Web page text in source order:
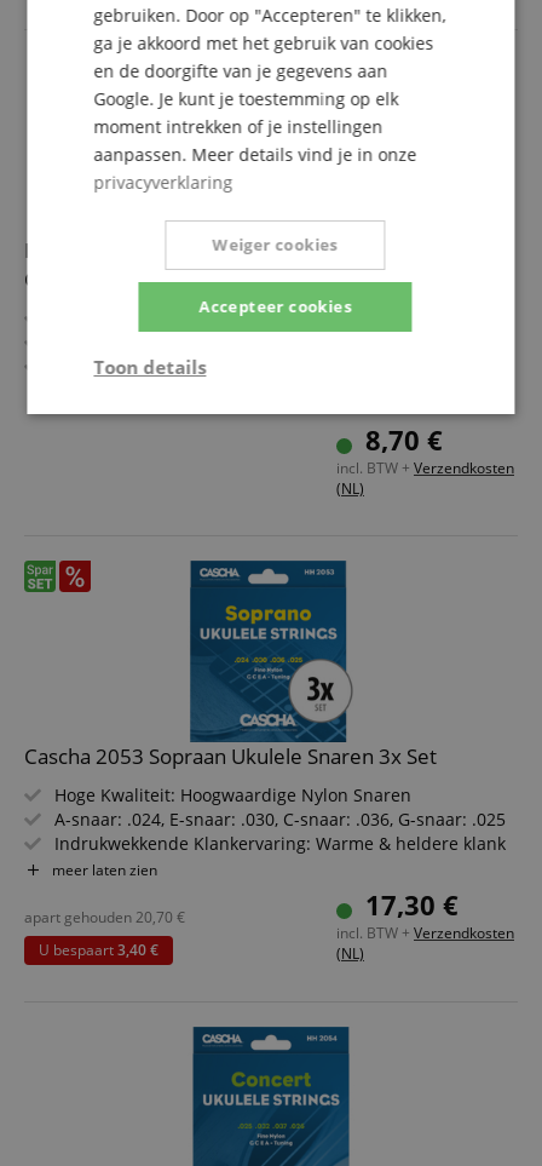
Ibanez NBUKS4 Aquila Snaren Voor Sopraan- En
Concert-Ukulele
Snaren voor sopraan- en concert-ukulele
Black Nylon manufactured by Aquila Strings
8,70 €
incl. BTW + Verzendkosten
(NL)
Cascha 2053 Sopraan Ukulele Snaren 3x Set
Hoge Kwaliteit: Hoogwaardige Nylon Snaren
A-snaar: .024, E-snaar: .030, C-snaar: .036, G-snaar: .025
Indrukwekkende Klankervaring: Warme & heldere klank
Gegarandeerd Speelplezier door uitstekende grip,
langdurige sustain en hoge stemvastheid
Stemming: G-C-E-A
3 sets in voordelige bundel
meer laten zien
17,30 €
incl. BTW + Verzendkosten
(NL)
apart gehouden20,70 €
U bespaart3,40 €
gebruiken. Door op "Accepteren" te klikken,
ga je akkoord met het gebruik van cookies
en de doorgifte van je gegevens aan
Google. Je kunt je toestemming op elk
moment intrekken of je instellingen
aanpassen. Meer details vind je in onze
privacyverklaring
Accepteer cookies
Weiger cookies
Toon details
Strikt
Prestatie Gericht op
Prestatie
Functionaliteit
Niet-geclassificeerd
Strikt noodzakelijke cookies maken
kernfunctionaliteit van de website mogelijk, zoals
gebruikersaanmelding en accountbeheer. Zonder
strikt noodzakelijke cookies kan de website niet
correct worden gebruikt.
Naam
Aanbieder /
Vervaldatum
CookieScriptConsent
CookieScript